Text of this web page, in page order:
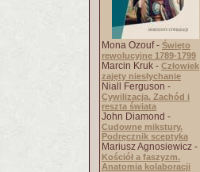
Mona Ozouf - Święto
rewolucyjne 1789-1799
Marcin Kruk - Człowiek
zajęty niesłychanie
Niall Ferguson -
Cywilizacja. Zachód i
reszta świata
John Diamond -
Cudowne mikstury.
Podręcznik sceptyka
Mariusz Agnosiewicz -
Kościół a faszyzm.
Anatomia kolaboracji